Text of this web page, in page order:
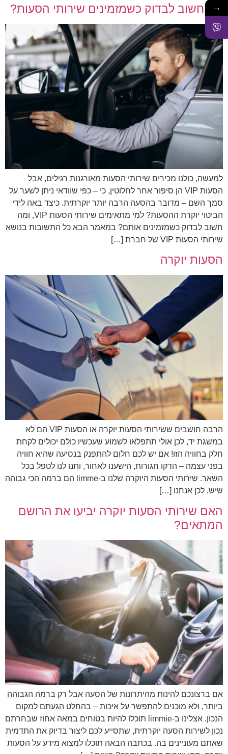
מה חשוב לבדוק כשמזמינים שירותי הסעות?
למעשה, כולנו מכירים שירותי הסעות מאורגנות רגילים, אבל
הסעות VIP הן סיפור אחר לחלוטין, כי – כפי שוודאי ניתן לשער על
סמך השם – מדובר בהסעה הרבה יותר יוקרתית. כיצד באה לידי
הביטוי יוקרת ההסעות? למי מתאימים שירותי הסעות VIP, ומה
חשוב לבדוק כשמזמינים אותם? במאמר הבא כל התשובות בנושא
שירותי הסעות VIP של חברת […]
הסעות יוקרה
הרבה חושבים ששירותי הסעות יוקרה או הסעות VIP הם לא
במשגת יד, לכן אולי תתפלאו לשמוע שעכשיו כולם יכולים לקחת
חלק בחוויה הזו! אם יש לכם חלום להתפנק בנסיעה שהיא חוויה
בפני עצמה – הדקו חגורות, הישענו לאחור, ותנו לנו לטפל בכל
השאר. שירותי הסעות היוקרה שלנו ב-limme הם ברמה הכי גבוהה
שיש, לכן אנחנו […]
האם שירותי הסעות יוקרה יביעו את הרושם
המתאים?
אם ברצונכם להינות מהיתרונות של הסעה אבל רק ברמה הגבוהה
ביותר, ולא מוכנים להתפשר על איכות – בהחלט הגעתם למקום
הנכון. אצלינו ב-limmie תוכלו להיות בטוחים במאה אחוז שבחרתם
נכון לשירות הסעה יוקרתית, שתסייע לכם ליצור בדיוק את התדמית
שאתם מעוניינים בה. בכתבה הבאה תוכלו למצוא מידע על הסעות
→